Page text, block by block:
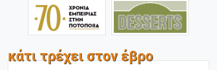
κάτι τρέχει στον έβρο